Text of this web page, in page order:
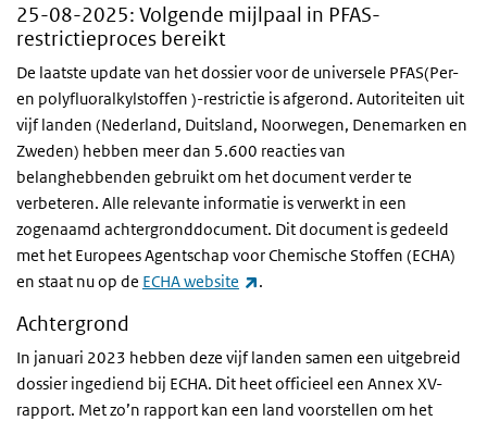
25-08-2025: Volgende mijlpaal in PFAS-
restrictieproces bereikt
De laatste update van het dossier voor de universele PFAS(Per-
en polyfluoralkylstoffen )-restrictie is afgerond. Autoriteiten uit
vijf landen (Nederland, Duitsland, Noorwegen, Denemarken en
Zweden) hebben meer dan 5.600 reacties van
belanghebbenden gebruikt om het document verder te
verbeteren. Alle relevante informatie is verwerkt in een
zogenaamd achtergronddocument. Dit document is gedeeld
met het Europees Agentschap voor Chemische Stoffen (ECHA)
en staat nu op de ECHA website (externe link)
.
Achtergrond
In januari 2023 hebben deze vijf landen samen een uitgebreid
dossier ingediend bij ECHA. Dit heet officieel een Annex XV-
rapport. Met zo’n rapport kan een land voorstellen om het